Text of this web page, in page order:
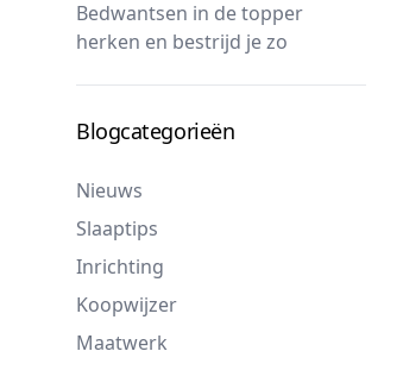
Bedwantsen in de topper
herken en bestrijd je zo
Blogcategorieën
Nieuws
Slaaptips
Inrichting
Koopwijzer
Maatwerk